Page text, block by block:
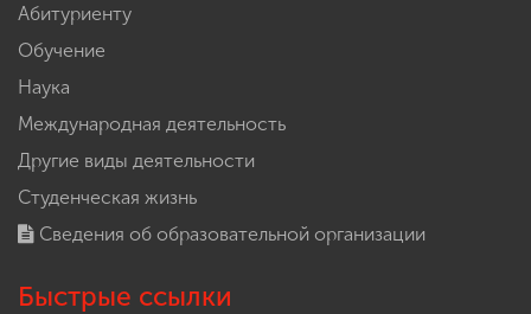
Абитуриенту
Обучение
Наука
Международная деятельность
Другие виды деятельности
Студенческая жизнь
Сведения об образовательной организации
Быстрые ссылки